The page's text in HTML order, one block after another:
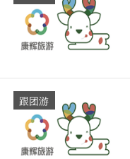
跟团游